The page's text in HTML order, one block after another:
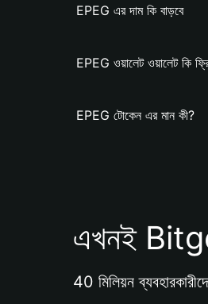
EPEG এর দাম কি বাড়বে
EPEG ওয়ালেট ওয়ালেট কি
EPEG টোকেন এর মান কী?
এখনই
40 মিলিয়ন